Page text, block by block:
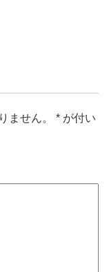
ません。 * が付い